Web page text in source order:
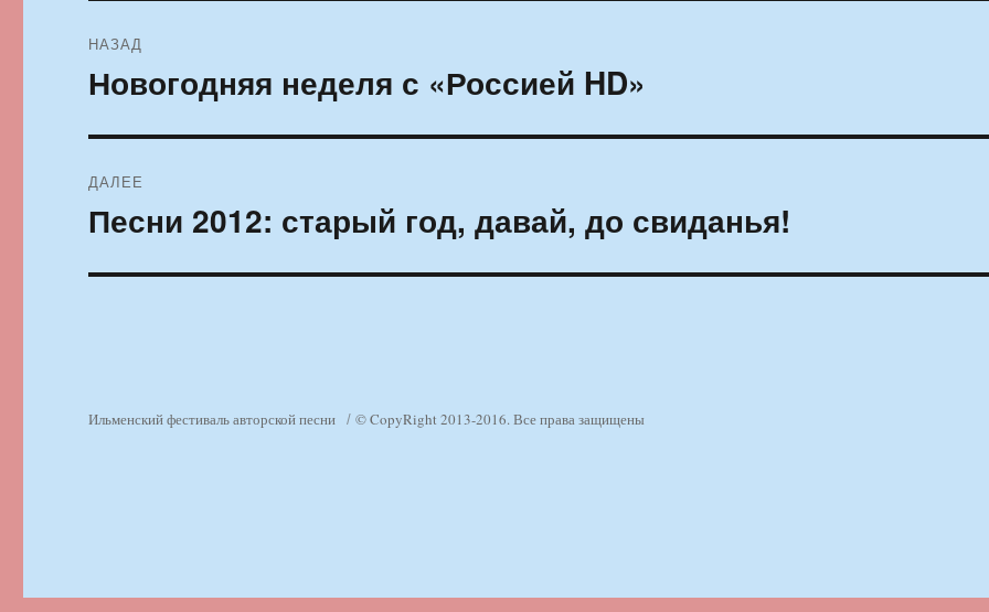
по
НАЗАД
Предыдущая
Новогодняя неделя с «Россией HD»
ДАЛЕЕ
Следующая
Песни 2012: старый год, давай, до свиданья!
Ильменский фестиваль авторской песни © CopyRight 2013-2016. Все права защищены